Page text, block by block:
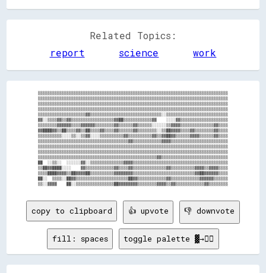
Related Topics:
report
science work
▒▒▒▒▒▒▒▒▒▒▒▒▒▒▒▒▒▒▒▒▒▒▒▒▒▒▒▒▒▒▒▒▒▒▒▒▒▒▒▒▒▒▒▒▒▒▒▒▒▒▒▒▒▒▒▒▒▒▒▒▒▒▒▒▒▒▒▒▒▒▒▒▒▒▒▒▒▒▒▒
▒▒▒▒▒▒▒▒▒▒▒▒▒▒▒▒▒▒▒▒▒▒▒▒▒▒▒▒▒▒▒▒▒▒▒▒▒▒▒▒▒▒▒▒▒▒▒▒▒▒▒▒▒▒▒▒▒▒▒▒▒▒▒▒▒▒▒▒▒▒▒▒▒▒▒▒▒▒▒▒
▒▒▒▒▒▒▒▒▒▒▒▒▒▒▒▒▒▒▒▒▒▒▒▒▒▒▒▒▒▒▒▒▒▒▒▒▒▒▒▒▒▒▒▒▒▒▒▒▒▒▒▒▒▒▒▒▒▒▒▒▒▒▒▒▒▒▒▒▒▒▒▒▒▒▒▒▒▒▒▒
▒▒▒▒▒▒▒▒▒▒▒▒▒▒▒▒▒▒▒▒▒▒▒▒▒▒▒▒▒▒▒▒▒▒▒▒▒▒▒▒▒▒▒▒▒▒▒▒▒▒▒▒▒▒▒▒▒▒▒▒▒▒▒▒▒▒▒▒▒▒▒▒▒▒▒▒▒▒▒▒
▒▒▒▒▒▒▒▒▒▒▒▒▒▒▒▒▒▒▒▒▓▓▒▒▒▒▒▒▒▒▒▒▒▒▒▒▒▒▒▒▒▒▒▒▒▒▒▒▒▒▒▒░░▒▒▒▒▒▒▒▒▒▒▒▒▒▒▒▒▒▒▒▒▒▒▒▒▒▒
▓▓░░▒▒▒▒▓▓▒▒▓▓▒▒▒▒▒▒▒▒▒▒▒▒▒▒▒▒▒▒▓▓██▒▒▒▒▒▒▒▒▒▒▒▒▓▓    ░░░░▓▓▒▒▒▒▒▒▒▒▒▒▒▒▒▒▒▒▒▒▒▒
▒▒▒▒▒▒▒▒▓▓▓▓▓▓▒▒▒▒▓▓▓▓▓▓▒▒▒▒▒▒▒▒▓▓▒▒▒▒▒▒▓▓▒▒▒▒▒▒░░░░░░▒▒▓▓▓▓▒▒▒▒▒▒▒▒▒▒▒▒▒▒▓▓▒▒▒▒
▓▓████▓▓▒▒██▒▒▒▒▓▓▒▒██▒▒▒▒▓▓▒▒▒▒▓▓▒▒▒▒▒▒▓▓▒▒▒▒▒▒▒▒░░▒▒██▓▓▓▓▒▒▒▒▓▓▒▒▒▒▒▒▒▒▓▓▒▒▒▒
▒▒▒▒▒▒▒▒▒▒░░░░▒▒░░▒▒▓▓░░░░▒▒▒▒▒▒▒▒▒▒▓▓▒▒▒▒▒▒▒▒▒▒▓▓▒▒▓▓██▓▓▒▒▒▒▒▒▓▓▓▓▒▒▒▒▒▒▓▓▒▒▒▒
▒▒▒▒▒▒▒▒▒▒▒▒▒▒▒▒▒▒▒▒▒▒▒▒▒▒▒▒▒▒▒▒▒▒▒▒▒▒▓▓▒▒▒▒▒▒▒▒▒▒▒▒▓▓▓▓▒▒▒▒▒▒▒▒▒▒▒▒▒▒▒▒▒▒▒▒▒▒▒▒
▒▒▒▒▒▒▒▒▒▒▒▒▒▒▒▒▒▒▒▒▒▒▒▒▒▒▒▒▒▒▒▒▒▒▒▒▒▒▒▒▒▒▒▒▒▒▒▒▒▒▒▒▒▒▒▒▒▒▒▒▒▒▒▒▒▒▒▒▒▒▒▒▒▒▒▒▒▒▒▒
▒▒▒▒▒▒▒▒▒▒▒▒▒▒▒▒▒▒▒▒▒▒▒▒▒▒▒▒▒▒▒▒▒▒▒▒▒▒▒▒▒▒▒▒▒▒▒▒▒▒▒▒▒▒▒▒▒▒▒▒▒▒▒▒▒▒▒▒▒▒▒▒▒▒▒▒▒▒▒▒
▒▒▒▒▒▒▒▒▒▒▒▒▒▒▒▒▒▒▒▒▒▒▒▒▒▒▒▒▒▒▒▒▒▒▒▒▒▒▒▒▒▒▒▒▒▒▒▒▒▒▓▓▒▒▒▒▒▒▒▒▒▒▒▒▒▒▒▒▒▒▒▒▒▒▒▒▒▒▒▒
██  ░░▒▒░░  ░░░░░░▓▓░░▒▒▒▒▒▒▒▒▒▒▒▒▒▒▓▓▓▓▒▒▒▒▒▒▒▒▒▒▒▒▒▒▒▒▒▒▒▒▒▒▒▒▒▒▒▒▒▒▒▒▒▒▒▒▒▒▒▒
▒▒██▓▓████░░░░    ▓▓▒▒▒▒▒▒▒▒▒▒▒▒▓▓▒▒▒▒▓▓▒▒▒▒▒▒▒▒▒▒▒▒▒▒▓▓▒▒▒▒▒▒▒▒▒▒▓▓▓▓▒▒▓▓▓▓▒▒▒▒
▒▒▒▒████▓▓▓▓▒▒██▓▓▓▓██▒▒▒▒▒▒▒▒▒▒▓▓▓▓▓▓▓▓▒▒▒▒▒▒▒▒▒▒▒▒▒▒▒▒▒▒▒▒▒▒▒▒▒▒▓▓██▓▓▓▓▓▓▒▒▒▒
██░░  ▒▒▒▒░░██▓▓▒▒▒▒▒▒▒▒▒▒▒▒▒▒▒▒▒▒▒▒▒▒██▓▓▒▒▒▒▒▒▒▒▒▒▒▒▓▓▒▒▒▒▒▒▒▒▒▒▒▒▓▓▓▓▓▓▒▒▒▒▒▒
copy to clipboard 👍 upvote 👎 downvote
fill: spaces toggle palette ▓→✊🏽